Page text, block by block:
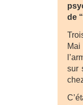
de
sur